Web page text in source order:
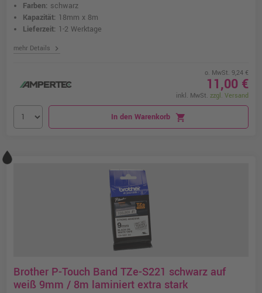
Farben: schwarz
Kapazität: 18mm x 8m
Lieferzeit: 1-2 Werktage
mehr Details chevron_right
o. MwSt. 9,24 €
11,00 €
inkl. MwSt. zzgl. Versand
In den Warenkorb shopping_cart
Brother P-Touch Band TZe-S221 schwarz auf
weiß 9mm / 8m laminiert extra stark